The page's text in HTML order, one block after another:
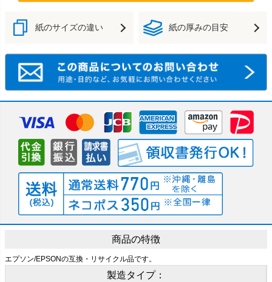
紙のサイズの違い 紙の厚みの目安
商品の特徴
エプソン/EPSONの互換・リサイクル品です。
製造タイプ：